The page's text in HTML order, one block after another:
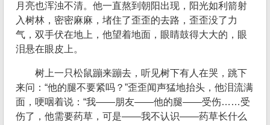
月亮也浑浊不清。他一直熬到朝阳出现，阳光如利箭射
入树林，密密麻麻，堵住了歪歪的去路，歪歪没了力
气，双手伏在地上，他望着地面，眼睛鼓得大大的，眼
泪悬在眼皮上。
树上一只松鼠蹦来蹦去，听见树下有人在哭，跳下
来问：“他的腿不要紧吗？”歪歪闻声猛地抬头，他泪流满
面，哽咽着说：“我——朋友——他的腿——受伤……受
伤了，他需要药草，可是——我不认识——药草长什么